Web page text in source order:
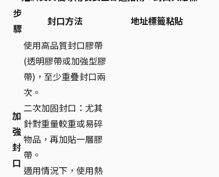
步
驟
封口方法 地址標籤粘貼
加
強
封
口
使用高品質封口膠帶
(透明膠帶或加強型膠
帶)，至少重疊封口兩
次。
二次加固封口：尤其
針對重量較重或易碎
物品，再加貼一層膠
帶。
適用情況下，使用熱